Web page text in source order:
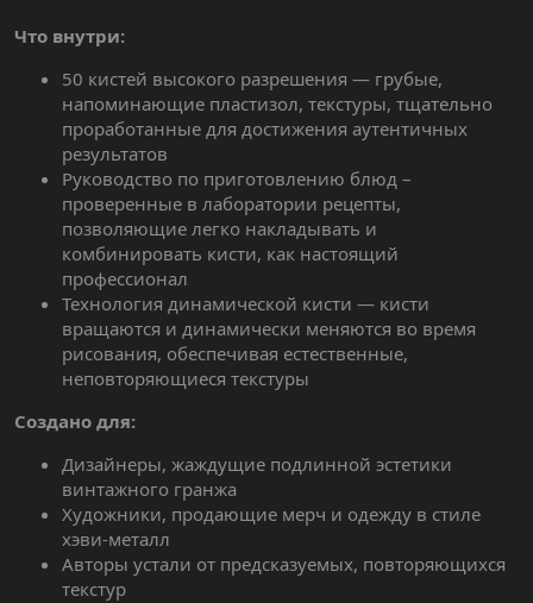
Что внутри:
50 кистей высокого разрешения — грубые,
напоминающие пластизол, текстуры, тщательно
проработанные для достижения аутентичных
результатов
Руководство по приготовлению блюд –
проверенные в лаборатории рецепты,
позволяющие легко накладывать и
комбинировать кисти, как настоящий
профессионал
Технология динамической кисти — кисти
вращаются и динамически меняются во время
рисования, обеспечивая естественные,
неповторяющиеся текстуры
Создано для:
Дизайнеры, жаждущие подлинной эстетики
винтажного гранжа
Художники, продающие мерч и одежду в стиле
хэви-металл
Авторы устали от предсказуемых, повторяющихся
текстур